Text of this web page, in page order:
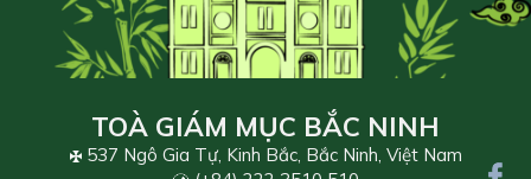
TOÀ GIÁM MỤC BẮC NINH
537 Ngô Gia Tự, Kinh Bắc, Bắc Ninh, Việt Nam